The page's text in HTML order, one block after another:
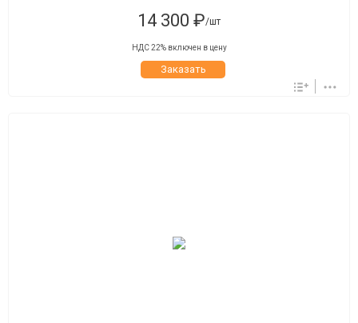
14 300 ₽/шт
НДС 22% включен в цену
Заказать